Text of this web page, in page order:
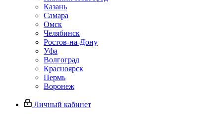
Казань
Самара
Омск
Челябинск
Ростов-на-Дону
Уфа
Волгоград
Красноярск
Пермь
Воронеж
Личный кабинет